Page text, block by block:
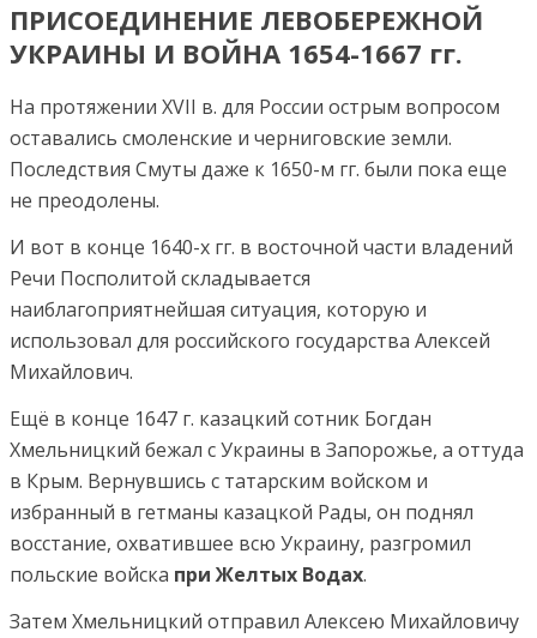
ПРИСОЕДИНЕНИЕ ЛЕВОБЕРЕЖНОЙ
УКРАИНЫ И ВОЙНА 1654-1667 гг.
На протяжении XVII в. для России острым вопросом
оставались смоленские и черниговские земли.
Последствия Смуты даже к 1650-м гг. были пока еще
не преодолены.
И вот в конце 1640-х гг. в восточной части владений
Речи Посполитой складывается
наиблагоприятнейшая ситуация, которую и
использовал для российского государства Алексей
Михайлович.
Ещё в конце 1647 г. казацкий сотник Богдан
Хмельницкий бежал с Украины в Запорожье, а оттуда
в Крым. Вернувшись с татарским войском и
избранный в гетманы казацкой Рады, он поднял
восстание, охватившее всю Украину, разгромил
польские войска при Желтых Водах.
Затем Хмельницкий отправил Алексею Михайловичу